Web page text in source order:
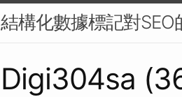
結構化數據標記對
Digi304sa